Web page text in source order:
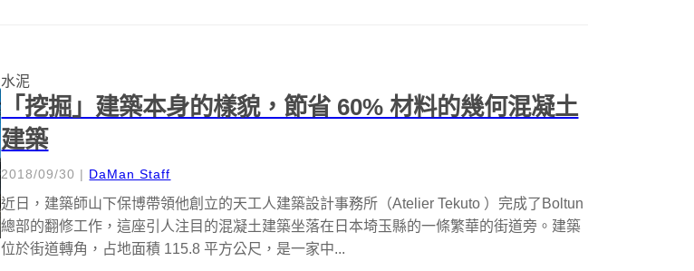
水泥
「挖掘」建築本身的樣貌，節省 60% 材料的幾何混凝土
建築
2018/09/30 | DaMan Staff
近日，建築師山下保博帶領他創立的天工人建築設計事務所（Atelier Tekuto ）完成了Boltun
總部的翻修工作，這座引人注目的混凝土建築坐落在日本埼玉縣的一條繁華的街道旁。建築
位於街道轉角，占地面積 115.8 平方公尺，是一家中...